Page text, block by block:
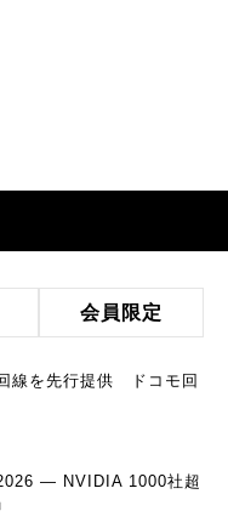
会員限定
線を先行提供 ドコモ回
― NVIDIA 1000社超